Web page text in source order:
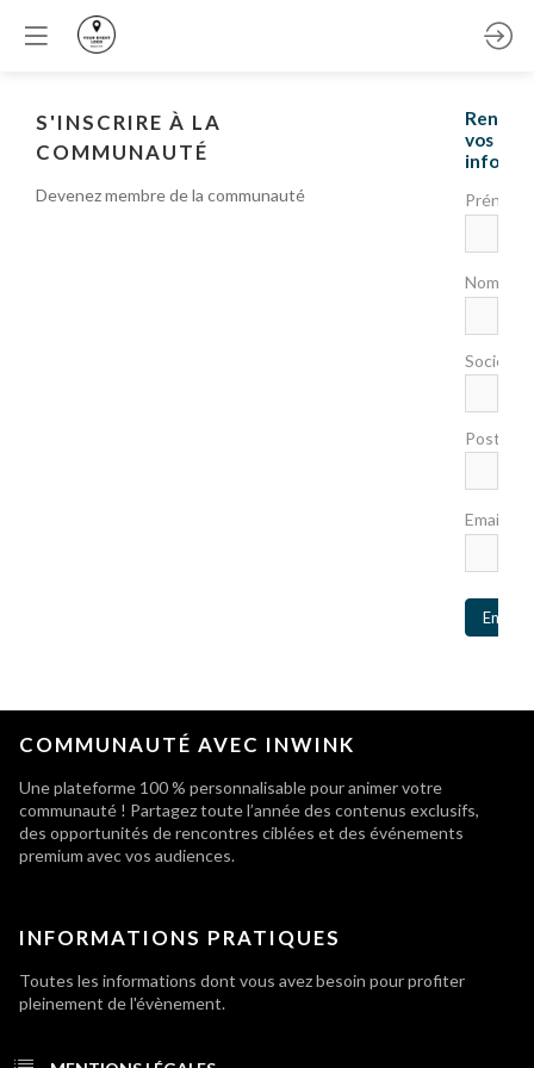
S'INSCRIRE À LA
COMMUNAUTÉ
Devenez membre de la communauté
vos
Prénom
Nom
Société
Poste
Email
COMMUNAUTÉ AVEC INWINK
Une plateforme 100 % personnalisable pour animer votre
communauté ! Partagez toute l’année des contenus exclusifs,
des opportunités de rencontres ciblées et des événements
premium avec vos audiences.
INFORMATIONS PRATIQUES
Toutes les informations dont vous avez besoin pour profiter
pleinement de l'évènement.